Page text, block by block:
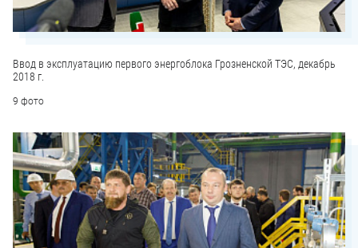
Ввод в эксплуатацию первого энергоблока Грозненской ТЭС, декабрь
2018 г.
9 фото